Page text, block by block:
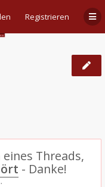
Registrieren
Threads,
- Danke!